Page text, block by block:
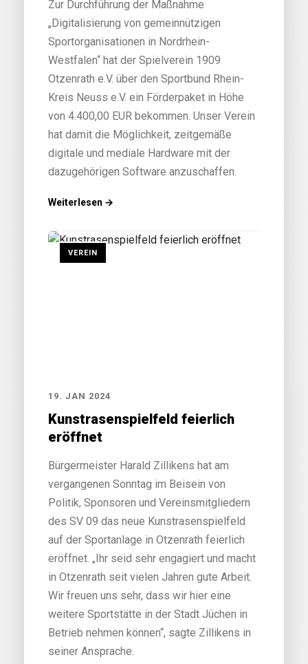
Zur Durchführung der Maßnahme
„Digitalisierung von gemeinnützigen
Sportorganisationen in Nordrhein-
Westfalen“ hat der Spielverein 1909
Otzenrath e.V. über den Sportbund Rhein-
Kreis Neuss e.V. ein Förderpaket in Höhe
von 4.400,00 EUR bekommen. Unser Verein
hat damit die Möglichkeit, zeitgemäße
digitale und mediale Hardware mit der
dazugehörigen Software anzuschaffen.
Weiterlesen →
VEREIN
19. JAN 2024
Kunstrasenspielfeld feierlich
eröffnet
Bürgermeister Harald Zillikens hat am
vergangenen Sonntag im Beisein von
Politik, Sponsoren und Vereinsmitgliedern
des SV 09 das neue Kunstrasenspielfeld
auf der Sportanlage in Otzenrath feierlich
eröffnet. „Ihr seid sehr engagiert und macht
in Otzenrath seit vielen Jahren gute Arbeit.
Wir freuen uns sehr, dass wir hier eine
weitere Sportstätte in der Stadt Jüchen in
Betrieb nehmen können“, sagte Zillikens in
seiner Ansprache.